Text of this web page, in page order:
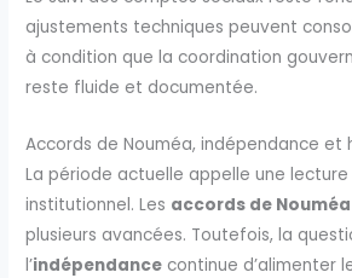
ajustements techniques peuvent
à condition que la coordination
reste fluide et documentée.
Accords de Nouméa, indépendance et
La période actuelle appelle une lecture
institutionnel. Les accords de Nouméa
plusieurs avancées. Toutefois, la
l’indépendance continue d’alimenter